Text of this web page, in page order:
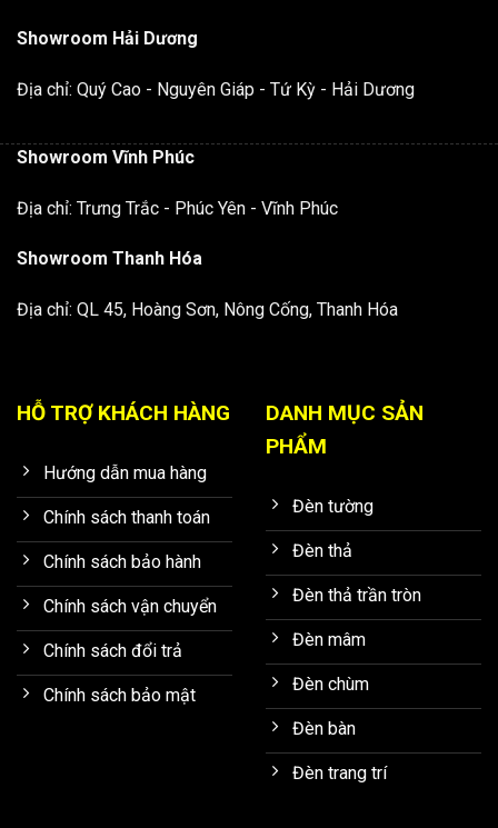
Showroom Hải Dương
Địa chỉ: Quý Cao - Nguyên Giáp - Tứ Kỳ - Hải Dương
Showroom Vĩnh Phúc
Địa chỉ: Trưng Trắc - Phúc Yên - Vĩnh Phúc
Showroom Thanh Hóa
Địa chỉ: QL 45, Hoàng Sơn, Nông Cống, Thanh Hóa
HỖ TRỢ KHÁCH HÀNG
Hướng dẫn mua hàng
Chính sách thanh toán
Chính sách bảo hành
Chính sách vận chuyển
Chính sách đổi trả
Chính sách bảo mật
DANH MỤC SẢN
PHẨM
Đèn tường
Đèn thả
Đèn thả trần tròn
Đèn mâm
Đèn chùm
Đèn bàn
Đèn trang trí